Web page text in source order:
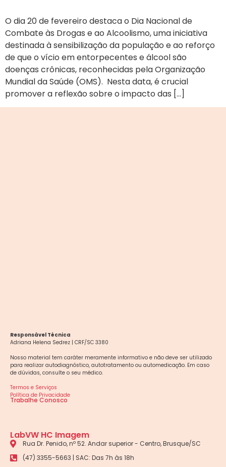
O dia 20 de fevereiro destaca o Dia Nacional de
Combate às Drogas e ao Alcoolismo, uma iniciativa
destinada à sensibilização da população e ao reforço
de que o vício em entorpecentes e álcool são
doenças crônicas, reconhecidas pela Organização
Mundial da Saúde (OMS). Nesta data, é crucial
promover a reflexão sobre o impacto das […]
Responsável Técnica
Adriana Helena Sedrez | CRF/SC 3380
Nosso material tem caráter meramente informativo e não deve ser utilizado
para realizar autodiagnóstico, autotratamento ou automedicação. Em caso
de dúvidas, consulte o seu médico.
Termos e Serviços
Política de Privacidade
Trabalhe Conosco
LabVW HC Imagem
Rua Dr. Penido, nº 52. Andar superior - Centro, Brusque/SC
(47) 3355-5663 | SAC: Das 7h às 18h